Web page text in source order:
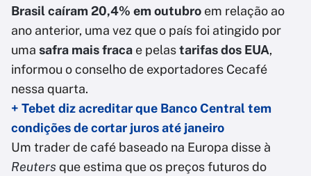
Brasil caíram 20,4% em outubro em relação ao
ano anterior, uma vez que o país foi atingido por
uma safra mais fraca e pelastarifas dos EUA,
informou o conselho de exportadores Cecafé
nessa quarta.
+ Tebet diz acreditar que Banco Central tem
condições de cortar juros até janeiro
Um trader de café baseado na Europa disse à
Reuters que estima que os preços futuros do